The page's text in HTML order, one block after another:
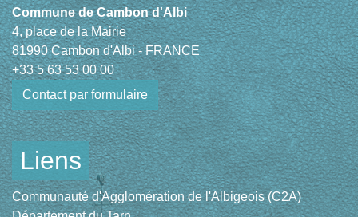
Commune de Cambon d'Albi
4, place de la Mairie
81990 Cambon d'Albi - FRANCE
+33 5 63 53 00 00
Contact par formulaire
Liens
Communauté d'Agglomération de l'Albigeois (C2A)